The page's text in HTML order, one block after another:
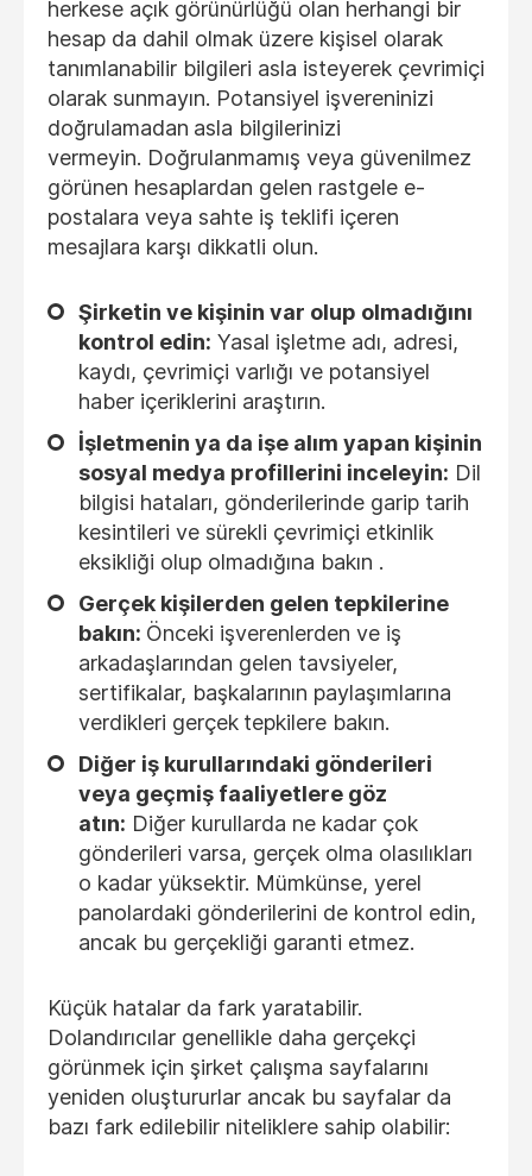
herkese açık görünürlüğü olan herhangi bir
hesap da dahil olmak üzere kişisel olarak
tanımlanabilir bilgileri asla isteyerek çevrimiçi
olarak sunmayın. Potansiyel işvereninizi
doğrulamadan asla bilgilerinizi
vermeyin. Doğrulanmamış veya güvenilmez
görünen hesaplardan gelen rastgele e-
postalara veya sahte iş teklifi içeren
mesajlara karşı dikkatli olun.
Şirketin ve kişinin var olup olmadığını
kontrol edin: Yasal işletme adı, adresi,
kaydı, çevrimiçi varlığı ve potansiyel
haber içeriklerini araştırın.
İşletmenin ya da işe alım yapan kişinin
sosyal medya profillerini inceleyin: Dil
bilgisi hataları, gönderilerinde garip tarih
kesintileri ve sürekli çevrimiçi etkinlik
eksikliği olup olmadığına bakın .
Gerçek kişilerden gelen tepkilerine
bakın: Önceki işverenlerden ve iş
arkadaşlarından gelen tavsiyeler,
sertifikalar, başkalarının paylaşımlarına
verdikleri gerçek tepkilere bakın.
Diğer iş kurullarındaki gönderileri
veya geçmiş faaliyetlere göz
atın: Diğer kurullarda ne kadar çok
gönderileri varsa, gerçek olma olasılıkları
o kadar yüksektir. Mümkünse, yerel
panolardaki gönderilerini de kontrol edin,
ancak bu gerçekliği garanti etmez.
Küçük hatalar da fark yaratabilir.
Dolandırıcılar genellikle daha gerçekçi
görünmek için şirket çalışma sayfalarını
yeniden oluştururlar ancak bu sayfalar da
bazı fark edilebilir niteliklere sahip olabilir: